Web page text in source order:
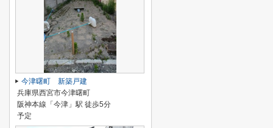
今津曙町 新築戸建
兵庫県西宮市今津曙町
阪神本線「今津」駅 徒歩5分
予定